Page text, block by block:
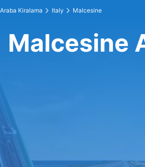
Araba Kiralama Italy Malcesine
Malcesine